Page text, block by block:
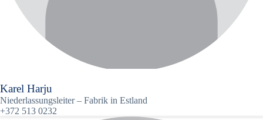
Karel Harju
Niederlassungsleiter – Fabrik in Estland
+372 513 0232